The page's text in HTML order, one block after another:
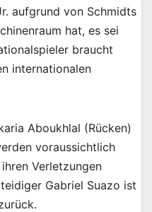
aufgrund von Schmidts
hat, es sei
braucht
internationalen
Aboukhlal (Rücken)
voraussichtlich
Verletzungen
Gabriel Suazo ist